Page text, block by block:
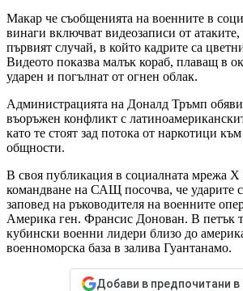
Макар че съобщенията на военните в
винаги включват видеозаписи от атаките,
първият случай, в който кадрите са
Видеото показва малък кораб, плаващ в
ударен и погълнат от огнен облак.
Администрацията на Доналд Тръмп
въоръжен конфликт с
като те стоят зад потока от наркотици
общности.
В своя публикация в социалната мрежа
командване на САЩ посочва, че ударите
заповед на ръководителя на военните
Америка ген. Франсис Донован. В петък
кубински военни лидери близо до
военноморска база в залива Гуантанамо.
Добави в предпочитани в